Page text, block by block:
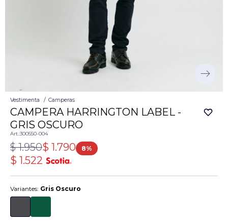
Vestimenta Camperas
CAMPERA HARRINGTON LABEL -
GRIS OSCURO
300550-004
$ 1.790
$ 1.950 8
$ 1.522
Variantes: Gris Oscuro